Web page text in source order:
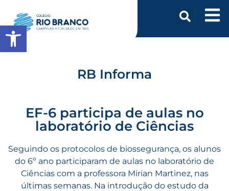
RB Informa
EF-6 participa de aulas no
laboratório de Ciências
Seguindo os protocolos de biossegurança, os alunos
do 6º ano participaram de aulas no laboratório de
Ciências com a professora Mirian Martinez, nas
últimas semanas. Na introdução do estudo da
Abrir a barra de ferramentas